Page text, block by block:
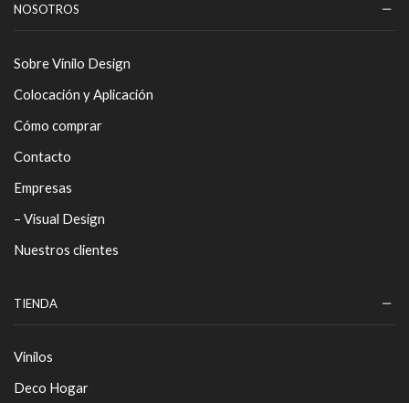
NOSOTROS
Sobre Vinilo Design
Colocación y Aplicación
Cómo comprar
Contacto
Empresas
– Visual Design
Nuestros clientes
TIENDA
Vinilos
Deco Hogar